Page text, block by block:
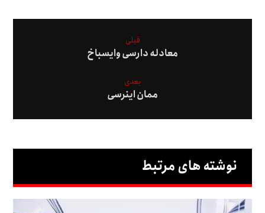
قبلی
معادله دارسی وایسباخ
بعدی
ممان اینرسی
نوشته های مرتبط